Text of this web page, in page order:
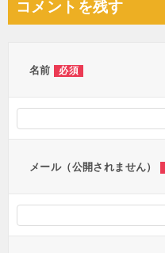
ビ
コメントを残す
名前 必須
メール（公開されません）